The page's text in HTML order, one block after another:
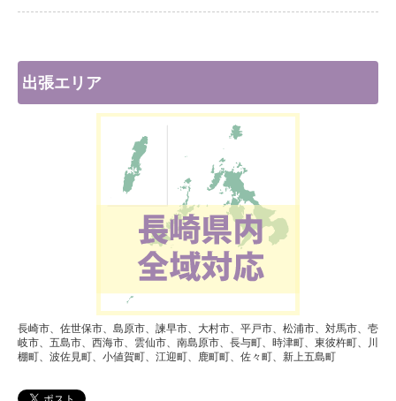
出張エリア
長崎市、佐世保市、島原市、諫早市、大村市、平戸市、松浦市、対馬市、壱
岐市、五島市、西海市、雲仙市、南島原市、長与町、時津町、東彼杵町、川
棚町、波佐見町、小値賀町、江迎町、鹿町町、佐々町、新上五島町